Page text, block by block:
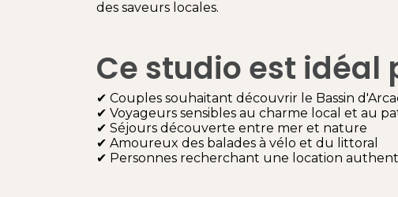
des saveurs locales.
Ce studio est idéal
✔ Couples souhaitant découvrir le Bassin
✔ Voyageurs sensibles au charme local et au
✔ Séjours découverte entre mer et nature
✔ Amoureux des balades à vélo et du littoral
✔ Personnes recherchant une location